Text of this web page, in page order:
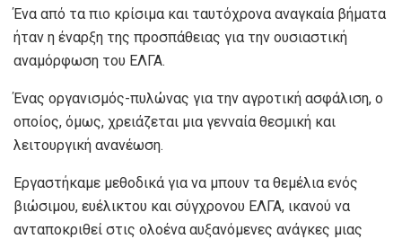
Ένα από τα πιο κρίσιμα και ταυτόχρονα αναγκαία βήματα
ήταν η έναρξη της προσπάθειας για την ουσιαστική
αναμόρφωση του ΕΛΓΑ.
Ένας οργανισμός-πυλώνας για την αγροτική ασφάλιση, ο
οποίος, όμως, χρειάζεται μια γενναία θεσμική και
λειτουργική ανανέωση.
Εργαστήκαμε μεθοδικά για να μπουν τα θεμέλια ενός
βιώσιμου, ευέλικτου και σύγχρονου ΕΛΓΑ, ικανού να
ανταποκριθεί στις ολοένα αυξανόμενες ανάγκες μιας